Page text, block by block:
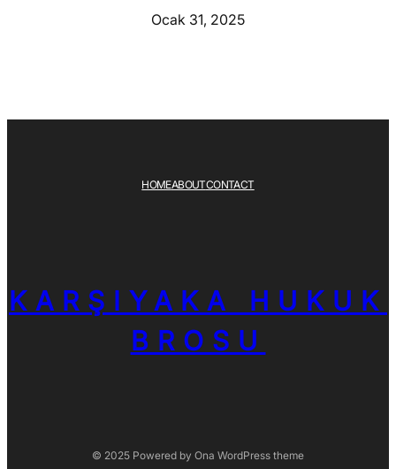
Ocak 31, 2025
HOMEABOUTCONTACT
KARŞIYAKA HUKUK
BROSU
© 2025 Powered by Ona WordPress theme